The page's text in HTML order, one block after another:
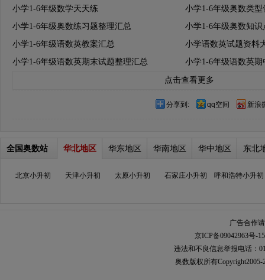
小学1-6年级数学天天练
小学1-6年级奥数类
小学1-6年级奥数练习题整理汇总
小学1-6年级奥数知识
小学1-6年级语数英教案汇总
小学语数英试题资料
小学1-6年级语数英期末试题整理汇总
小学1-6年级语数英
点击查看更多
分享到: qq空间 新浪
全国奥数站 华北地区 华东地区 华南地区 华中地区 东北
北京小升初 天津小升初 太原小升初 石家庄小升初 呼和浩特小升初
广告合作
京ICP备09042963号-15
违法和不良信息举报电话：
奥数 版权所有Copyright2005-